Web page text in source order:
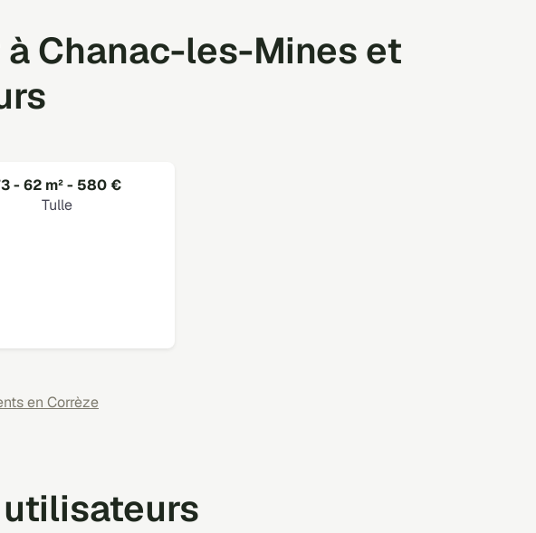
Chanac-les-Mines et
- 62 m² - 580 €
Tulle
en Corrèze